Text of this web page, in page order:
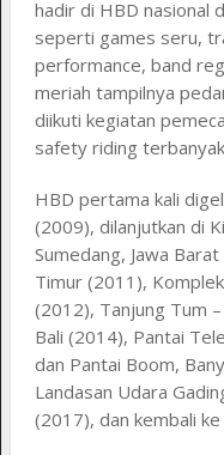
hadir di HBD nasional
seperti games seru,
performance, band
meriah tampilnya
diikuti kegiatan
safety riding
HBD pertama kali
(2009), dilanjutkan di
Sumedang, Jawa
Timur (2011),
(2012), Tanjung Tum
Bali (2014), Pantai
dan Pantai Boom,
Landasan Udara
(2017), dan kembali